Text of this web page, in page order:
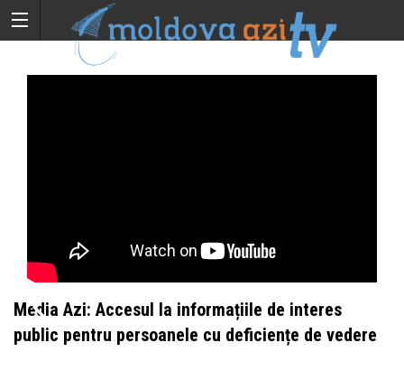
Media Azi: Accesul la informațiile de interes
public pentru persoanele cu deficiențe de vedere